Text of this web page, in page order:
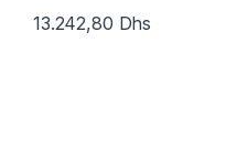
13.242,80 Dhs